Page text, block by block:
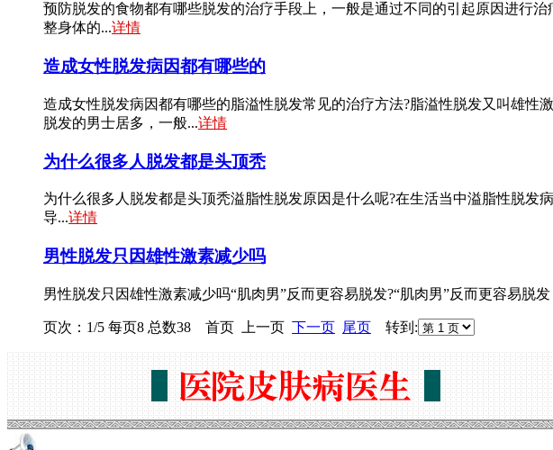
预防脱发的食物都有哪些脱发的治疗手段上，一般是通过不同的引起原因进行
整身体的...详情
造成女性脱发病因都有哪些的
造成女性脱发病因都有哪些的脂溢性脱发常见的治疗方法?脂溢性脱发又叫雄
脱发的男士居多，一般...详情
为什么很多人脱发都是头顶秃
为什么很多人脱发都是头顶秃溢脂性脱发原因是什么呢?在生活当中溢脂性脱
导...详情
男性脱发只因雄性激素减少吗
男性脱发只因雄性激素减少吗“肌肉男”反而更容易脱发?“肌肉男”反而更容易
页次：1/5 每页8 总数38 首页 上一页 下一页 尾页 转到: